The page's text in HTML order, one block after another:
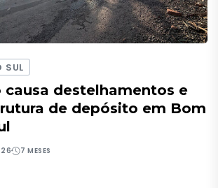
SUL
causa destelhamentos e
de depósito em Bom
7 MESES